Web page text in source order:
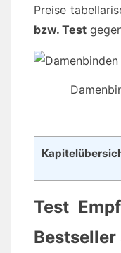
Preise
bzw. Test
Test